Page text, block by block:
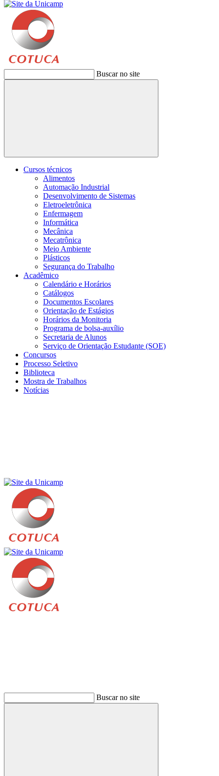
Buscar no site
Buscar
Cursos técnicos
Alimentos
Automação Industrial
Desenvolvimento de Sistemas
Eletroeletrônica
Enfermagem
Informática
Mecânica
Mecatrônica
Meio Ambiente
Plásticos
Segurança do Trabalho
Acadêmico
Calendário e Horários
Catálogos
Documentos Escolares
Orientação de Estágios
Horários da Monitoria
Programa de bolsa-auxílio
Secretaria de Alunos
Serviço de Orientação Estudante (SOE)
Concursos
Processo Seletivo
Biblioteca
Mostra de Trabalhos
Notícias
Buscar no site